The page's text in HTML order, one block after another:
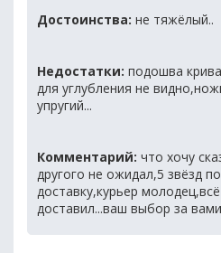
Достоинства: не тяжёлый..
Недостатки: подошва
для углубления не
упругий...
Комментарий: что хочу
другого не ожидал,5 звёзд
доставку,курьер
доставил...ваш выбор за